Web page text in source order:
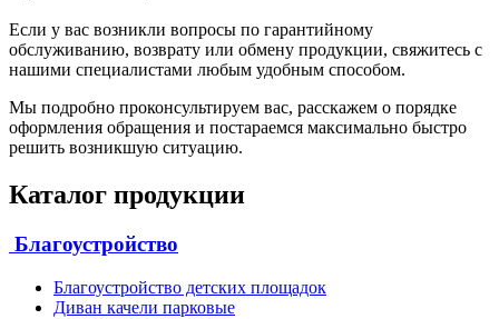
Если у вас возникли вопросы по гарантийному
обслуживанию, возврату или обмену продукции, свяжитесь с
нашими специалистами любым удобным способом.
Мы подробно проконсультируем вас, расскажем о порядке
оформления обращения и постараемся максимально быстро
решить возникшую ситуацию.
Каталог продукции
Благоустройство
Благоустройство детских площадок
Диван качели парковые